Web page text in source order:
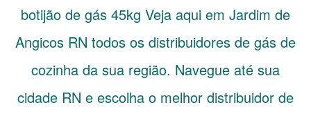
botijão de gás 45kg Veja aqui em Jardim de
Angicos RN todos os distribuidores de gás de
cozinha da sua região. Navegue até sua
cidade RN e escolha o melhor distribuidor de